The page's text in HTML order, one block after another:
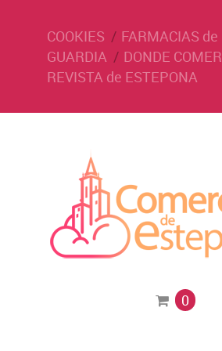
COOKIES
FARMACIAS de
GUARDIA
DONDE COMER
REVISTA de ESTEPONA
0